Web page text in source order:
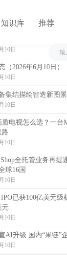
知识库 推荐
商被质疑杀熟：专
10日
（2026年6月10日）
10日
集结描绘智造新图景
10日
质电视怎么选？一台
路
10日
全托管业务再提
球16国
10日
IPO已获100亿美元
元
10日
AI升级 国内“果链”
10日